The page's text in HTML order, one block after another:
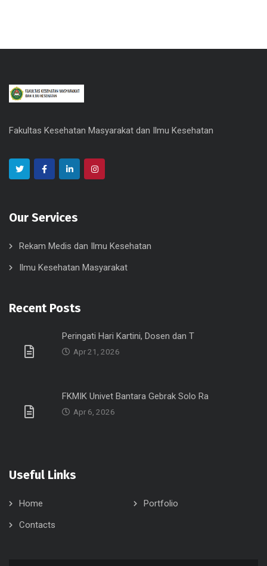
Fakultas Kesehatan Masyarakat dan Ilmu Kesehatan
Our Services
Rekam Medis dan Ilmu Kesehatan
Ilmu Kesehatan Masyarakat
Recent Posts
Peringati Hari Kartini, Dosen dan T
Apr 21, 2026
FKMIK Univet Bantara Gebrak Solo Ra
Apr 6, 2026
Useful Links
Home
Portfolio
Contacts